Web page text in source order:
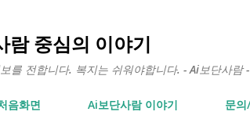
람 중심의 이야기
를 전합니다. 복지는 쉬워야합니다. - Ai보단사람 -
음화면 Ai보단사람 이야기 문